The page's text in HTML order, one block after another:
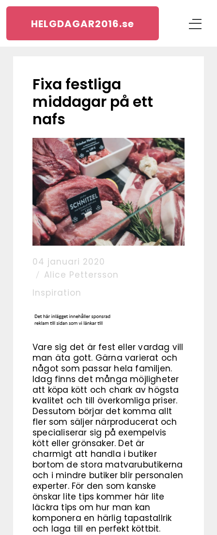
HELGDAGAR2016.se
Fixa festliga
middagar på ett
nafs
04 januari 2020
Alice Pettersson
Inspiration
Vare sig det är fest eller vardag vill
man äta gott. Gärna varierat och
något som passar hela familjen.
Idag finns det många möjligheter
att köpa kött och chark av högsta
kvalitet och till överkomliga priser.
Dessutom börjar det komma allt
fler som säljer närproducerat och
specialiserar sig på exempelvis
kött eller grönsaker. Det är
charmigt att handla i butiker
bortom de stora matvarubutikerna
och i mindre butiker blir personalen
experter. För den som kanske
önskar lite tips kommer här lite
läckra tips om hur man kan
komponera en härlig tapastallrik
och laga till en perfekt köttbit.